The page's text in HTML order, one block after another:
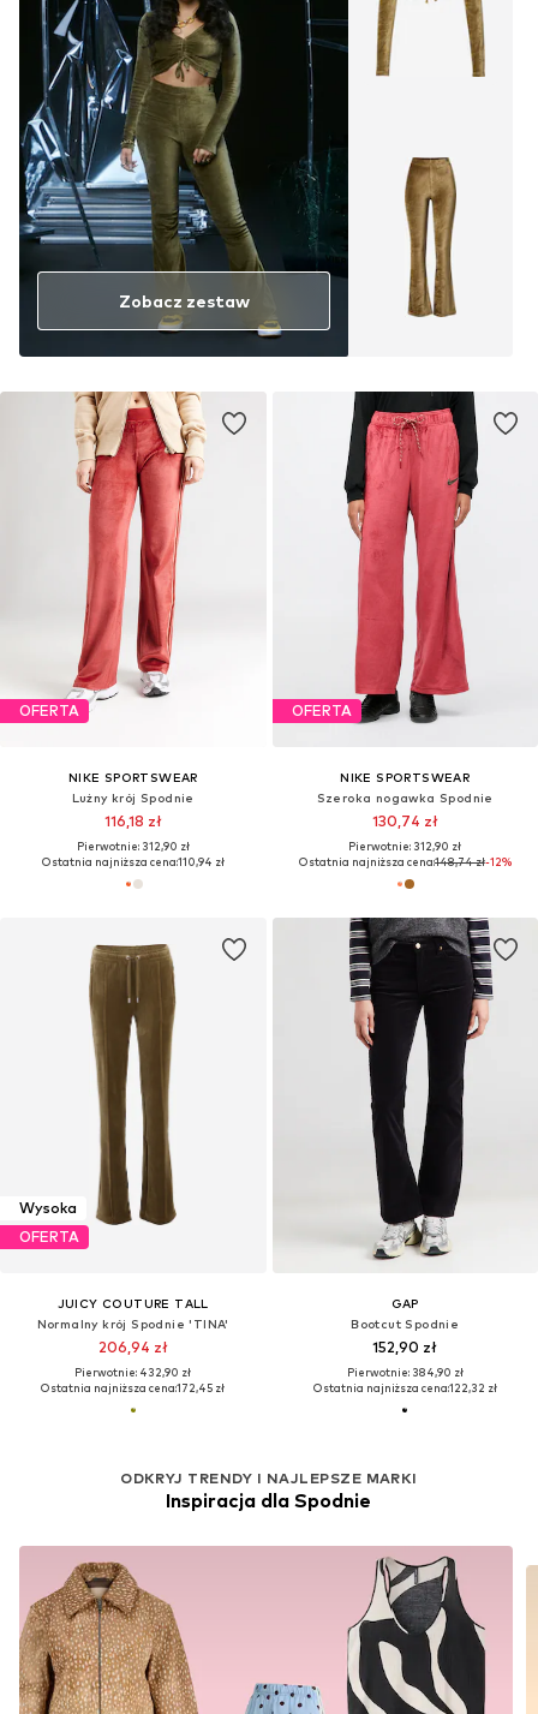
Zobacz zestaw
OFERTA
NIKE SPORTSWEAR
Lużny krój Spodnie
116,18 zł
Pierwotnie: 312,90 zł
Ostatnia najniższa cena:110,94 zł
OFERTA
NIKE SPORTSWEAR
Szeroka nogawka Spodnie
130,74 zł
Pierwotnie: 312,90 zł
Ostatnia najniższa cena:148,74 zł-12%
Wysoka
OFERTA
JUICY COUTURE TALL
Normalny krój Spodnie 'TINA'
206,94 zł
Pierwotnie: 432,90 zł
Ostatnia najniższa cena:172,45 zł
GAP
Bootcut Spodnie
152,90 zł
Pierwotnie: 384,90 zł
Ostatnia najniższa cena:122,32 zł
ODKRYJ TRENDY I NAJLEPSZE MARKI
Inspiracja dla Spodnie